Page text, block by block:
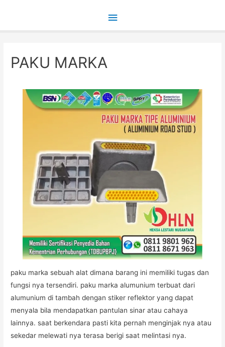
Main
PAKU MARKA
paku marka sebuah alat dimana barang ini memiliki tugas dan
fungsi nya tersendiri. paku marka alumunium terbuat dari
alumunium di tambah dengan stiker reflektor yang dapat
menyala bila mendapatkan pantulan sinar atau cahaya
lainnya. saat berkendara pasti kita pernah menginjak nya atau
sekedar melewati nya terasa berigi saat melintasi nya.